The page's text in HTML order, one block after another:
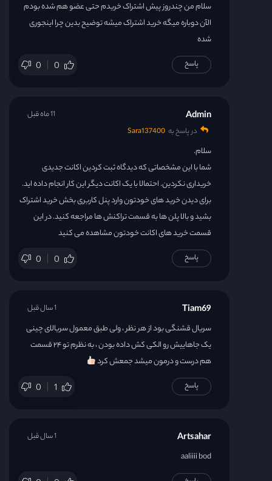
سلام من چندروز پیش اشتراک خریدم حتی عضو هم شده بودم
الآن دوباره میگه خرید اشتراک میشه توضیح بدین چرا اینجوری
شده
0 0 پاسخ
Admin
در پاسخ به Sara137400
سلام.
شما با این مشخصاتی که دیدگاه ثبت کردین اکانت جدیدی
خریداری نکردین. احتمالا با یک اکانت دیگر این کار انجام داده اید.
برای دیدن خرید های خودتون وارد پنل کاربری بخش خرید اشتراک
بشید و بالا پلن ها به قسمت تراکنش ها مراجعه کنید. در این
قسمت خرید های اکانت خودتون مشاهده می کنید
0 0
11 ماه قبل
پاسخ
Tiam69
سریال قشنگی بود از هر نظر ، ولی طبق معمول سریالای چینی
یک جاهاییش رو الکی کش داده بودن ، به نظرم تو ۲۴ قسمت
هم درست و درمون میشد جمعش کرد
0 1
1 سال قبل
پاسخ
Artsahar
aaliiii bod
1 سال قبل